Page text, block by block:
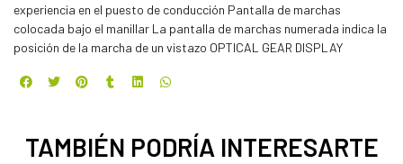
experiencia en el puesto de conducción Pantalla de marchas
colocada bajo el manillar La pantalla de marchas numerada indica la
posición de la marcha de un vistazo OPTICAL GEAR DISPLAY
TAMBIÉN PODRÍA INTERESARTE